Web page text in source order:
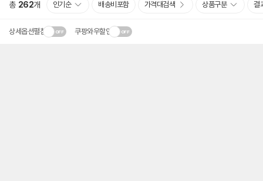
총 262개 인기순 배송비포함 가격대검색 상품구분 결
상세옵션펼침 쿠팡와우할인